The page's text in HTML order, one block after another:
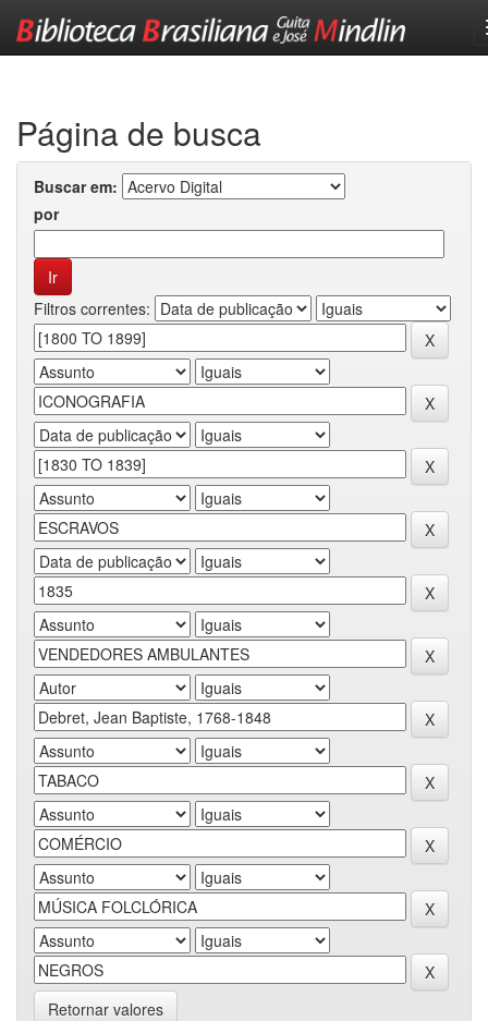
Página de busca
Buscar em:
por
Filtros correntes:
Retornar valores